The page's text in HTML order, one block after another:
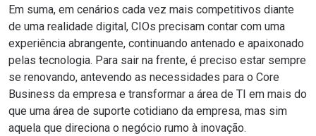
Em suma, em cenários cada vez mais competitivos diante
de uma realidade digital, CIOs precisam contar com uma
experiência abrangente, continuando antenado e apaixonado
pelas tecnologia. Para sair na frente, é preciso estar sempre
se renovando, antevendo as necessidades para o Core
Business da empresa e transformar a área de TI em mais do
que uma área de suporte cotidiano da empresa, mas sim
aquela que direciona o negócio rumo à inovação.